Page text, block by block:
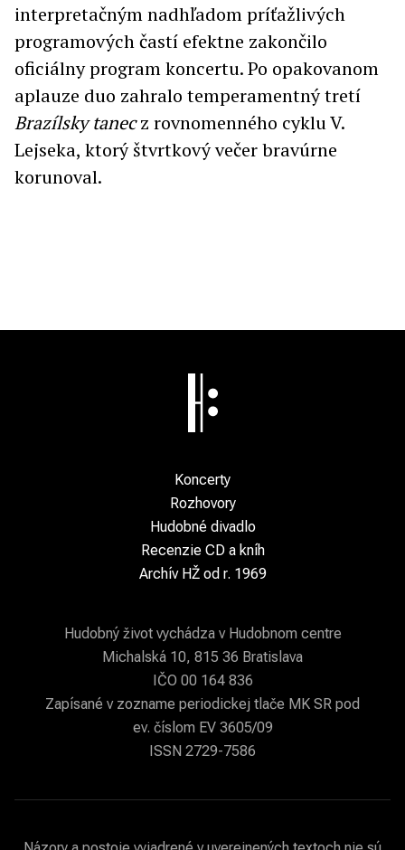
interpretačným nadhľadom príťažlivých
programových častí efektne zakončilo
oficiálny program koncertu. Po opakovanom
aplauze duo zahralo temperamentný tretí
Brazílsky tanecz rovnomenného cyklu V.
Lejseka, ktorý štvrtkový večer bravúrne
korunoval.
Koncerty
Rozhovory
Hudobné divadlo
Recenzie CD a kníh
Archív HŽ od r. 1969
Hudobný život vychádza v Hudobnom centre
Michalská 10, 815 36 Bratislava
IČO 00 164 836
Zapísané v zozname periodickej tlače MK SR pod
ev. číslom EV 3605/09
ISSN 2729-7586